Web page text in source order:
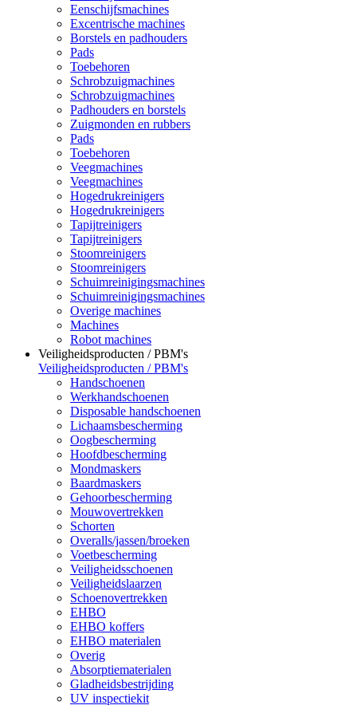
Eenschijfsmachines
Excentrische machines
Borstels en padhouders
Pads
Toebehoren
Schrobzuigmachines
Schrobzuigmachines
Padhouders en borstels
Zuigmonden en rubbers
Pads
Toebehoren
Veegmachines
Veegmachines
Hogedrukreinigers
Hogedrukreinigers
Tapijtreinigers
Tapijtreinigers
Stoomreinigers
Stoomreinigers
Schuimreinigingsmachines
Schuimreinigingsmachines
Overige machines
Machines
Robot machines
Veiligheidsproducten / PBM's
Veiligheidsproducten / PBM's
Handschoenen
Werkhandschoenen
Disposable handschoenen
Lichaamsbescherming
Oogbescherming
Hoofdbescherming
Mondmaskers
Baardmaskers
Gehoorbescherming
Mouwovertrekken
Schorten
Overalls/jassen/broeken
Voetbescherming
Veiligheidsschoenen
Veiligheidslaarzen
Schoenovertrekken
EHBO
EHBO koffers
EHBO materialen
Overig
Absorptiematerialen
Gladheidsbestrijding
UV inspectiekit